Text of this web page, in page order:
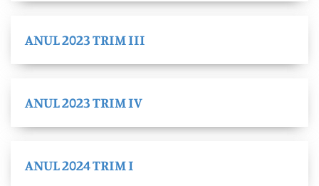
ANUL 2023 TRIM III
ANUL 2023 TRIM IV
ANUL 2024 TRIM I